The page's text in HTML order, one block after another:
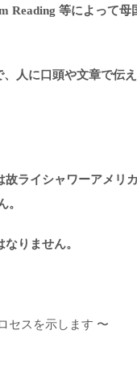
Reading 等によって
人に口頭や文章で伝
ライシャワーアメリ
。
りません。
セスを示します 〜